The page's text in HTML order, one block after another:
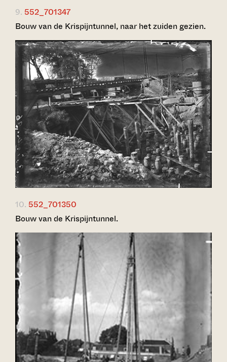
9. 552_701347
Bouw van de Krispijntunnel, naar het zuiden gezien.
10. 552_701350
Bouw van de Krispijntunnel.